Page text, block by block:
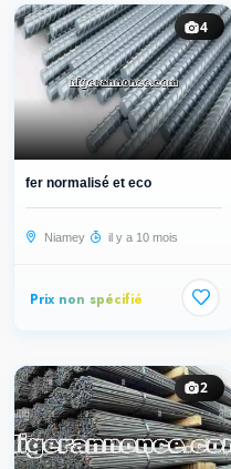
4
fer normalisé et eco
Niamey il y a 10 mois
Prix non spécifié
2